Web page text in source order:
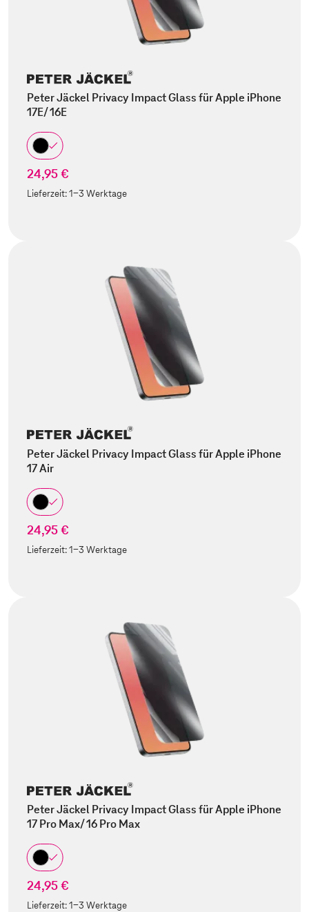
Peter Jäckel Privacy Impact Glass für Apple iPhone
17E/ 16E
24,95 €
Lieferzeit:1-3 Werktage
Peter Jäckel Privacy Impact Glass für Apple iPhone
17 Air
24,95 €
Lieferzeit:1-3 Werktage
Peter Jäckel Privacy Impact Glass für Apple iPhone
17 Pro Max/ 16 Pro Max
24,95 €
Lieferzeit:1-3 Werktage